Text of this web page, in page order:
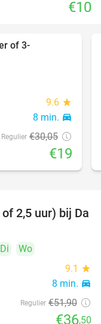
€10
of 3-
9.6 star
8 min. directions_car
Regulier €30,05
€19
30%
2,5 uur) bij Da
Di
Wo
9.1 star
8 min. directions_car
Regulier €51,90
€36,50